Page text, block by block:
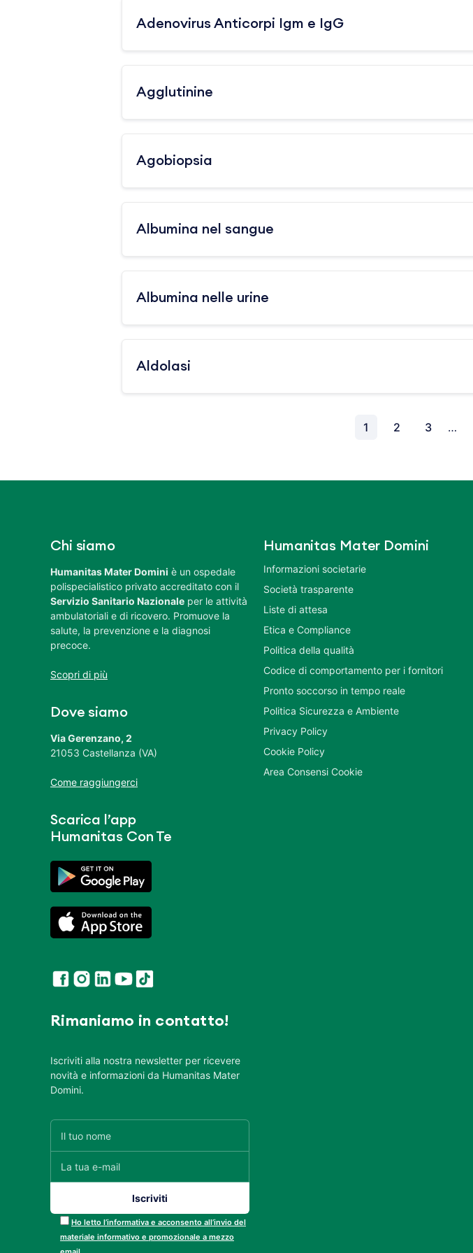
Adenovirus Anticorpi Igm e IgG
Agglutinine
Agobiopsia
Albumina nel sangue
Albumina nelle urine
Aldolasi
1 2 3 …
Chi siamo
Humanitas Mater Domini è un ospedale
polispecialistico privato accreditato con il
Servizio Sanitario Nazionale per le attività
ambulatoriali e di ricovero. Promuove la
salute, la prevenzione e la diagnosi
precoce.
Scopri di più
Dove siamo
Via Gerenzano, 2
21053 Castellanza (VA)
Come raggiungerci
Scarica l’app
Humanitas Con Te
Rimaniamo in contatto!
Iscriviti alla nostra newsletter per ricevere
novità e informazioni da Humanitas Mater
Domini.
Ho letto l’informativa e acconsento all’invio del
materiale informativo e promozionale a mezzo
Humanitas Mater Domini
Informazioni societarie
Società trasparente
Liste di attesa
Etica e Compliance
Politica della qualità
Codice di comportamento per i fornitori
Pronto soccorso in tempo reale
Politica Sicurezza e Ambiente
Privacy Policy
Cookie Policy
Area Consensi Cookie